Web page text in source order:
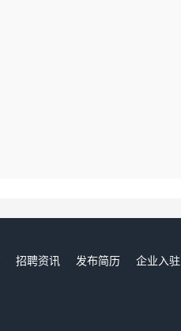
招聘资讯 发布简历 企业入驻